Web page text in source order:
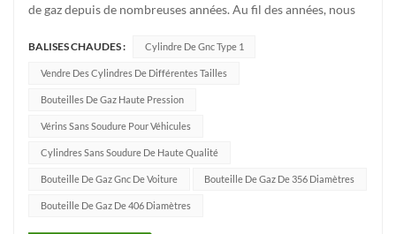
de gaz depuis de nombreuses années. Au fil des années, nous
des équipements et des technologies de production avancés et
nous sommes engagés à améliorer les normes de sécur...
BALISES CHAUDES : Cylindre De Gnc Type 1
Vendre Des Cylindres De Différentes Tailles
Bouteilles De Gaz Haute Pression
Vérins Sans Soudure Pour Véhicules
Cylindres Sans Soudure De Haute Qualité
Bouteille De Gaz Gnc De Voiture Bouteille De Gaz De 356 Diamètres
Bouteille De Gaz De 406 Diamètres